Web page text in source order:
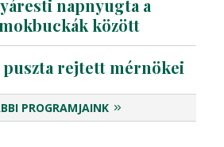
napnyugta a
között
puszta rejtett mérnökei
PROGRAMJAINK